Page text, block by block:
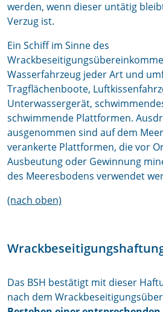
werden, wenn dieser untätig
Verzug ist.
Ein Schiff im Sinne des
Wasserfahrzeug jeder Art und
Tragflächenboote,
Unterwassergerät,
schwimmende Plattformen.
ausgenommen sind auf dem
verankerte Plattformen, die vor
Ausbeutung oder Gewinnung
des Meeresbodens verwendet
(nach oben)
Das BSH bestätigt mit dieser
nach dem